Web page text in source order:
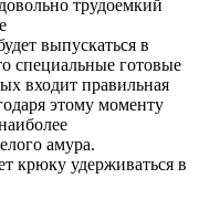
трудоемкий
выпускаться в
специальные готовые
входит правильная
этому моменту
амура.
крюку удерживаться в